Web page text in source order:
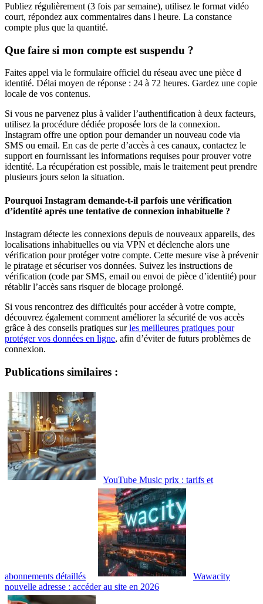
Publiez régulièrement (3 fois par semaine), utilisez le format vidéo
court, répondez aux commentaires dans l heure. La constance
compte plus que la quantité.
Que faire si mon compte est suspendu ?
Faites appel via le formulaire officiel du réseau avec une pièce d
identité. Délai moyen de réponse : 24 à 72 heures. Gardez une copie
locale de vos contenus.
Si vous ne parvenez plus à valider l’authentification à deux facteurs,
utilisez la procédure dédiée proposée lors de la connexion.
Instagram offre une option pour demander un nouveau code via
SMS ou email. En cas de perte d’accès à ces canaux, contactez le
support en fournissant les informations requises pour prouver votre
identité. La récupération est possible, mais le traitement peut prendre
plusieurs jours selon la situation.
Pourquoi Instagram demande-t-il parfois une vérification
d’identité après une tentative de connexion inhabituelle ?
Instagram détecte les connexions depuis de nouveaux appareils, des
localisations inhabituelles ou via VPN et déclenche alors une
vérification pour protéger votre compte. Cette mesure vise à prévenir
le piratage et sécuriser vos données. Suivez les instructions de
vérification (code par SMS, email ou envoi de pièce d’identité) pour
rétablir l’accès sans risquer de blocage prolongé.
Si vous rencontrez des difficultés pour accéder à votre compte,
découvrez également comment améliorer la sécurité de vos accès
grâce à des conseils pratiques surles meilleures pratiques pour
protéger vos données en ligne, afin d’éviter de futurs problèmes de
connexion.
Publications similaires :
YouTube Music prix : tarifs et
abonnements détaillés
Wawacity
nouvelle adresse : accéder au site en 2026